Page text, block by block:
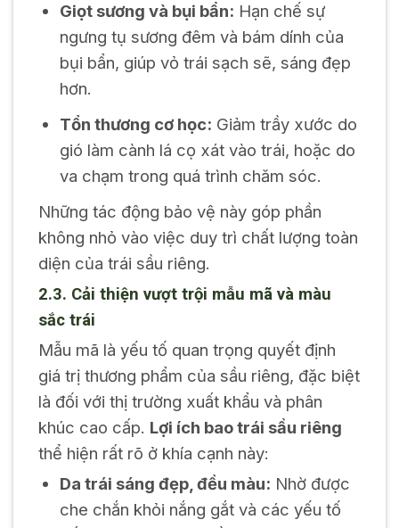
Giọt sương và bụi bẩn: Hạn chế sự
ngưng tụ sương đêm và bám dính của
bụi bẩn, giúp vỏ trái sạch sẽ, sáng đẹp
hơn.
Tổn thương cơ học: Giảm trầy xước do
gió làm cành lá cọ xát vào trái, hoặc do
va chạm trong quá trình chăm sóc.
Những tác động bảo vệ này góp phần
không nhỏ vào việc duy trì chất lượng toàn
diện của trái sầu riêng.
2.3. Cải thiện vượt trội mẫu mã và màu
sắc trái
Mẫu mã là yếu tố quan trọng quyết định
giá trị thương phẩm của sầu riêng, đặc biệt
là đối với thị trường xuất khẩu và phân
khúc cao cấp. Lợi ích bao trái sầu riêng
thể hiện rất rõ ở khía cạnh này:
Da trái sáng đẹp, đều màu: Nhờ được
che chắn khỏi nắng gắt và các yếu tố